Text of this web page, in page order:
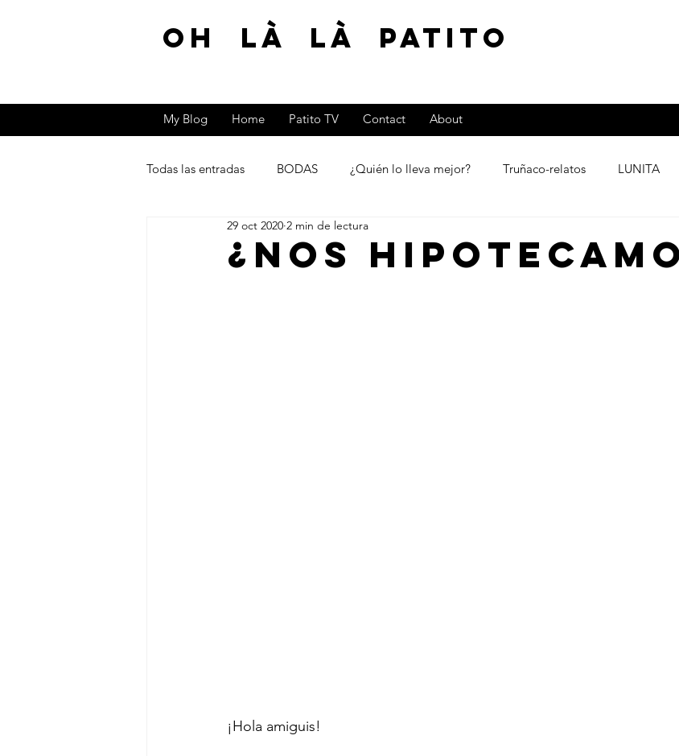
Oh Là Là Patito
My Blog Home Patito TV Contact About
Todas las entradas BODAS ¿Quién lo lleva mejor? Truñaco-relatos LUNITA
Lookbook del mes
¿NOS
29 oct 2020 2 min de lectura
¡Hola amiguis!